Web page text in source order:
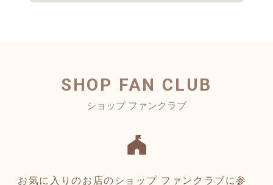
SHOP FAN CLUB
お気に入りのお店のショップ ファンクラブに参